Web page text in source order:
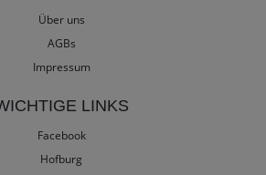
Über uns
AGBs
Impressum
LINKS
Facebook
Hofburg